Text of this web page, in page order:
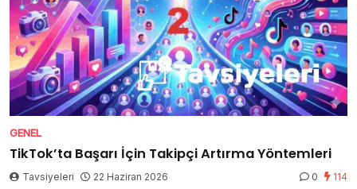
GENEL
TikTok’ta Başarı İçin Takipçi Artırma Yöntemleri
Tavsiyeleri 22 Haziran 2026 0 114